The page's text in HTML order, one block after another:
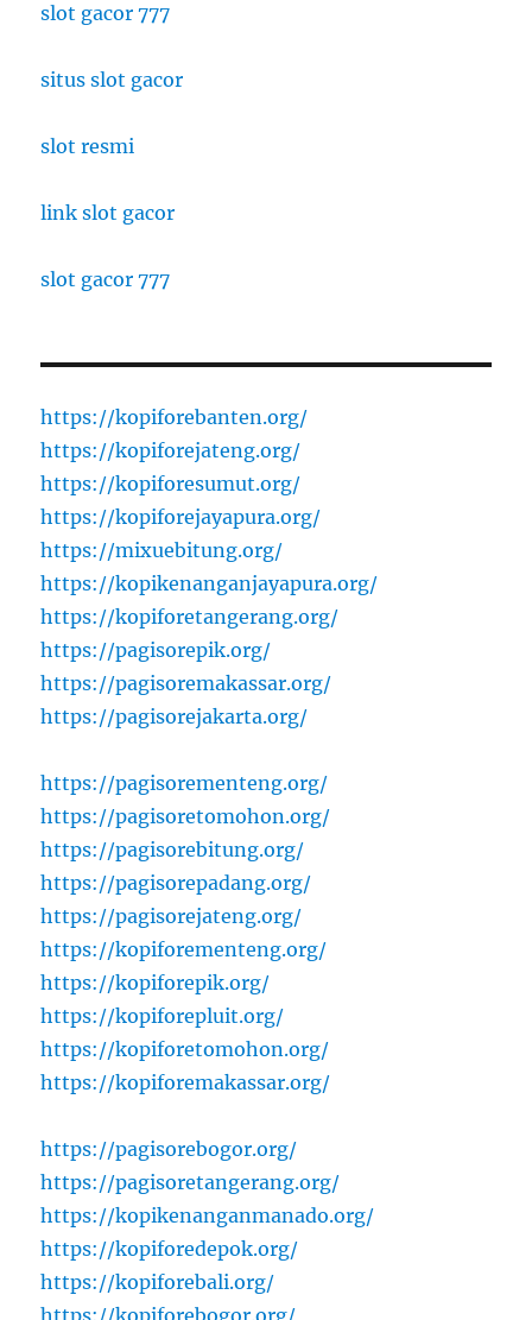
slot gacor 777
situs slot gacor
slot resmi
link slot gacor
slot gacor 777
https://kopiforebanten.org/
https://kopiforejateng.org/
https://kopiforesumut.org/
https://kopiforejayapura.org/
https://mixuebitung.org/
https://kopikenanganjayapura.org/
https://kopiforetangerang.org/
https://pagisorepik.org/
https://pagisoremakassar.org/
https://pagisorejakarta.org/
https://pagisorementeng.org/
https://pagisoretomohon.org/
https://pagisorebitung.org/
https://pagisorepadang.org/
https://pagisorejateng.org/
https://kopiforementeng.org/
https://kopiforepik.org/
https://kopiforepluit.org/
https://kopiforetomohon.org/
https://kopiforemakassar.org/
https://pagisorebogor.org/
https://pagisoretangerang.org/
https://kopikenanganmanado.org/
https://kopiforedepok.org/
https://kopiforebali.org/